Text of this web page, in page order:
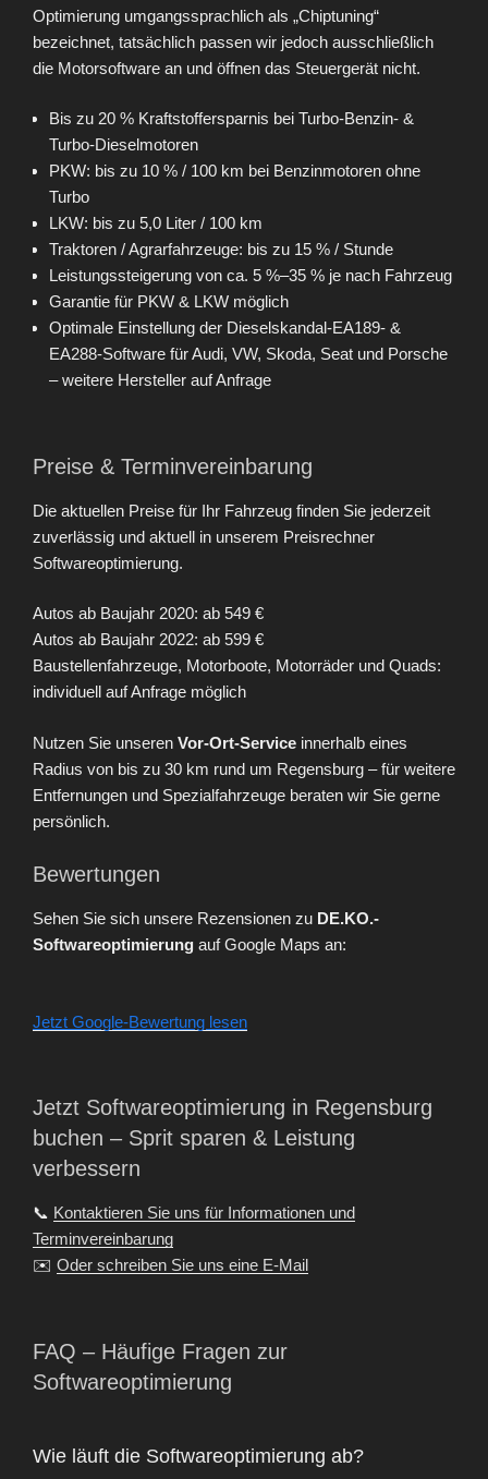
Optimierung umgangssprachlich als „Chiptuning“
bezeichnet, tatsächlich passen wir jedoch ausschließlich
die Motorsoftware an und öffnen das Steuergerät nicht.
Bis zu 20 % Kraftstoffersparnis bei Turbo-Benzin- &
Turbo-Dieselmotoren
PKW: bis zu 10 % / 100 km bei Benzinmotoren ohne
Turbo
LKW: bis zu 5,0 Liter / 100 km
Traktoren / Agrarfahrzeuge: bis zu 15 % / Stunde
Leistungssteigerung von ca. 5 %–35 % je nach Fahrzeug
Garantie für PKW & LKW möglich
Optimale Einstellung der Dieselskandal-EA189- &
EA288-Software für Audi, VW, Skoda, Seat und Porsche
– weitere Hersteller auf Anfrage
Preise & Terminvereinbarung
Die aktuellen Preise für Ihr Fahrzeug finden Sie jederzeit
zuverlässig und aktuell in unserem Preisrechner
Softwareoptimierung.
Autos ab Baujahr 2020: ab 549 €
Autos ab Baujahr 2022: ab 599 €
Baustellenfahrzeuge, Motorboote, Motorräder und Quads:
individuell auf Anfrage möglich
Nutzen Sie unseren Vor-Ort-Service innerhalb eines
Radius von bis zu 30 km rund um Regensburg – für weitere
Entfernungen und Spezialfahrzeuge beraten wir Sie gerne
persönlich.
Bewertungen
Sehen Sie sich unsere Rezensionen zu DE.KO.-
Softwareoptimierung auf Google Maps an:
Jetzt Google-Bewertung lesen
Jetzt Softwareoptimierung in Regensburg
buchen – Sprit sparen & Leistung
verbessern
📞 Kontaktieren Sie uns für Informationen und
Terminvereinbarung
✉️ Oder schreiben Sie uns eine E-Mail
FAQ – Häufige Fragen zur
Softwareoptimierung
Wie läuft die Softwareoptimierung ab?